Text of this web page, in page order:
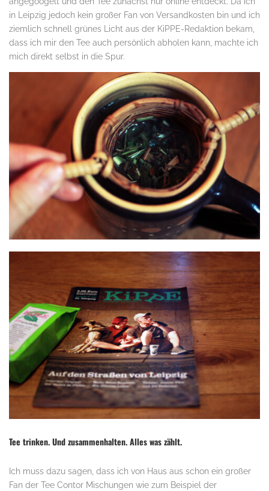
in Leipzig jedoch kein großer Fan von Versandkosten bin und ich
ziemlich schnell grünes Licht aus der KiPPE-Redaktion bekam,
dass ich mir den Tee auch persönlich abholen kann, machte ich
mich direkt selbst in die Spur.
Tee trinken. Und zusammenhalten. Alles was zählt.
Ich muss dazu sagen, dass ich von Haus aus schon ein großer
Fan der Tee Contor Mischungen wie zum Beispiel der